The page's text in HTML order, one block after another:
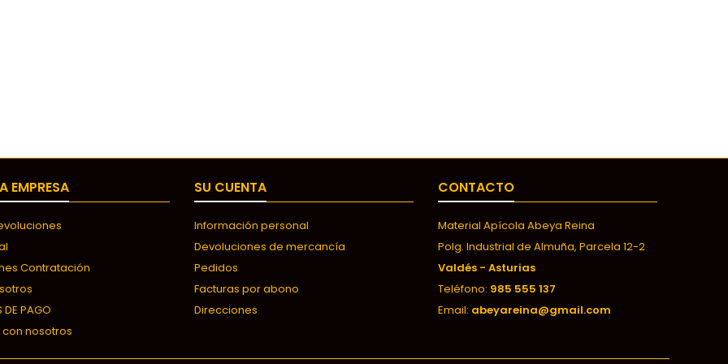
EMPRESA
Contratación
DE PAGO
nosotros
SU CUENTA
Información personal
Devoluciones de mercancía
Pedidos
Facturas por abono
Direcciones
CONTACTO
Material Apícola Abeya Reina
Polg. Industrial de Almuña, Parcela 12-2
Valdés - Asturias
Teléfono: 985 555 137
Email: abeyareina@gmail.com